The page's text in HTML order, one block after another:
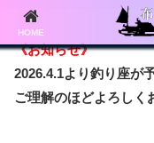
《お知らせ》
2026.4.1より釣り座が
ご理解のほどよろしく
HOME